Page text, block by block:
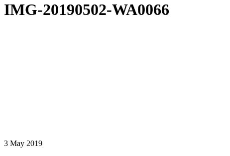
IMG-20190502-WA0066
3 May 2019